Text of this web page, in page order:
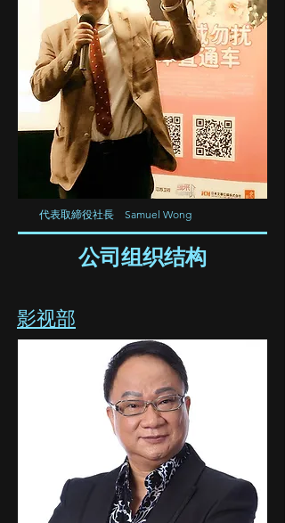
​影视部
​公司组织结构
代表取締役社長 Samuel Wong